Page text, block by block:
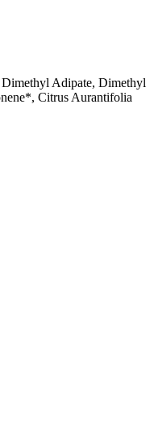
Adipate, Dimethyl
Citrus Aurantifolia